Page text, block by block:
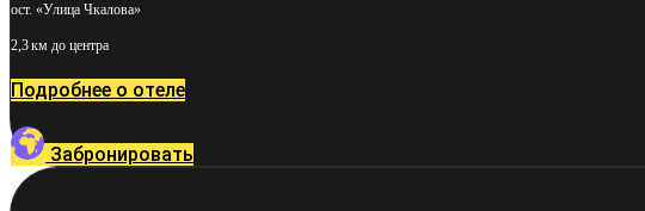
ост. «Улица Чкалова»
2,3 км до центра
Подробнее о отеле
Забронировать